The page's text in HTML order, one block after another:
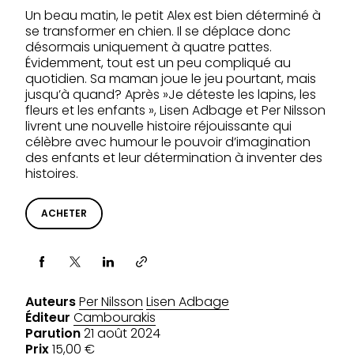
Un beau matin, le petit Alex est bien déterminé à
se transformer en chien. Il se déplace donc
désormais uniquement à quatre pattes.
Évidemment, tout est un peu compliqué au
quotidien. Sa maman joue le jeu pourtant, mais
jusqu’à quand? Après »Je déteste les lapins, les
fleurs et les enfants », Lisen Adbage et Per Nilsson
livrent une nouvelle histoire réjouissante qui
célèbre avec humour le pouvoir d’imagination
des enfants et leur détermination à inventer des
histoires.
ACHETER
Partager via
AuteursPer Nilsson Lisen Adbage
Éditeur Cambourakis
Parution21 août 2024
Prix15,00 €